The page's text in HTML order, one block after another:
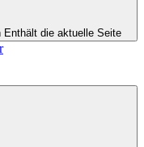
Enthält die aktuelle Seite